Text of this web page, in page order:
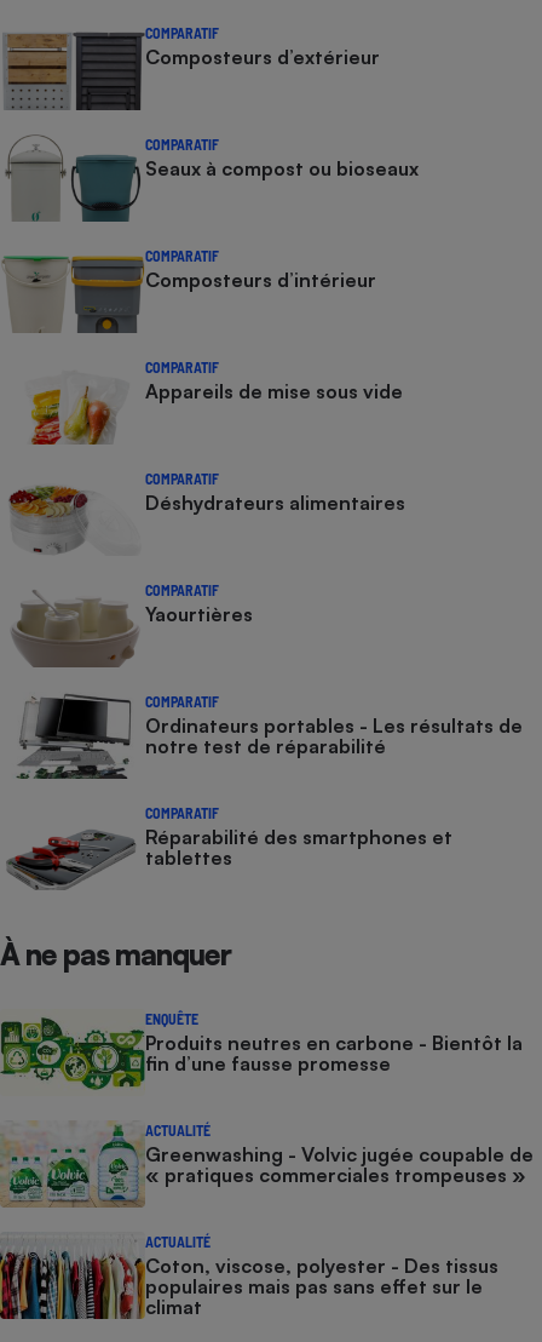
COMPARATIF
Composteurs d’extérieur
COMPARATIF
Seaux à compost ou bioseaux
COMPARATIF
Composteurs d’intérieur
COMPARATIF
Appareils de mise sous vide
COMPARATIF
Déshydrateurs alimentaires
COMPARATIF
Yaourtières
COMPARATIF
Ordinateurs portables - Les résultats de
notre test de réparabilité
COMPARATIF
Réparabilité des smartphones et
tablettes
À ne pas manquer
ENQUÊTE
Produits neutres en carbone - Bientôt la
fin d’une fausse promesse
ACTUALITÉ
Greenwashing - Volvic jugée coupable de
« pratiques commerciales trompeuses »
ACTUALITÉ
Coton, viscose, polyester - Des tissus
populaires mais pas sans effet sur le
climat